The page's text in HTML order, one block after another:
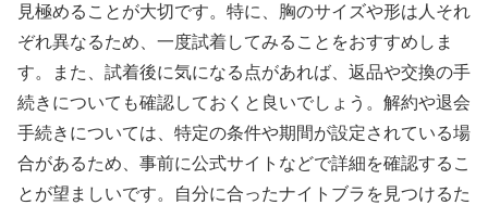
見極めることが大切です。特に、胸のサイズや形は人それ
ぞれ異なるため、一度試着してみることをおすすめしま
す。また、試着後に気になる点があれば、返品や交換の手
続きについても確認しておくと良いでしょう。解約や退会
手続きについては、特定の条件や期間が設定されている場
合があるため、事前に公式サイトなどで詳細を確認するこ
とが望ましいです。自分に合ったナイトブラを見つけるた